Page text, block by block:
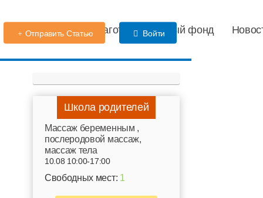
Детский сад Благотворительный фонд
Отправить Статью Войти
Школа родителей
Mассаж беременным ,
послеродовой массаж,
массаж тела
10.08 10:00-17:00
Свободных мест: 1